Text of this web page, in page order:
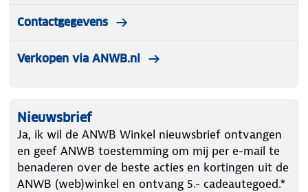
Contactgegevens
Verkopen via ANWB.nl
Nieuwsbrief
Ja, ik wil de ANWB Winkel nieuwsbrief ontvangen
en geef ANWB toestemming om mij per e-mail te
benaderen over de beste acties en kortingen uit de
ANWB (web)winkel en ontvang 5.- cadeautegoed.*